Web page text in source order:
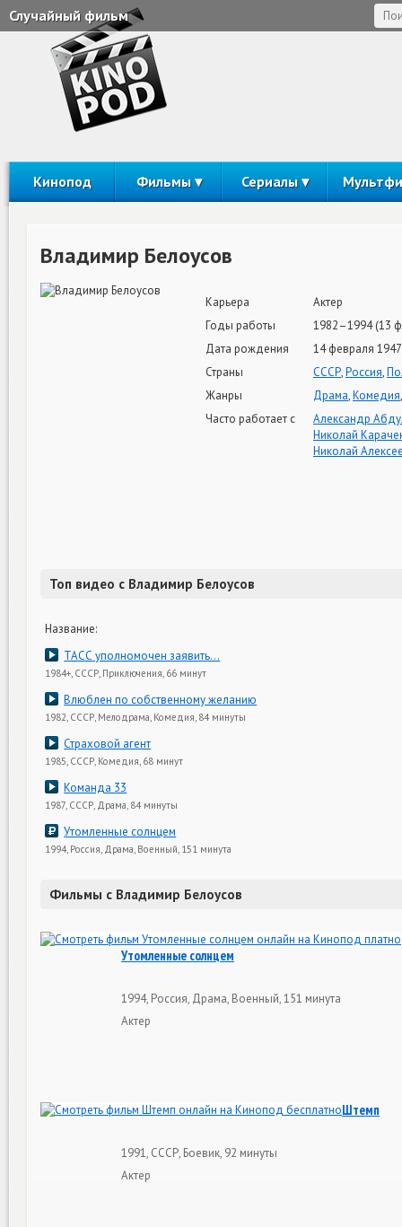
Случайный фильм
Кинопод Фильмы Сериалы
Владимир Белоусов
Карьера
Актер
Годы работы
1982–1994 (13
Дата рождения
14 февраля 1947
Страны
СССР,Россия,
Жанры
Драма,Комедия
Часто работает с
Александр
Николай
Николай
Топ видео с Владимир Белоусов
Название:
ТАСС уполномочен заявить…
1984+, СССР, Приключения, 66 минут
Влюблен по собственному желанию
1982, СССР, Мелодрама, Комедия, 84 минуты
Страховой агент
1985, СССР, Комедия, 68 минут
Команда 33
1987, СССР, Драма, 84 минуты
Утомленные солнцем
1994, Россия, Драма, Военный, 151 минута
Фильмы с Владимир Белоусов
Утомленные солнцем
1994, Россия, Драма, Военный, 151 минута
Актер
Штемп
1991, СССР, Боевик, 92 минуты
Актер